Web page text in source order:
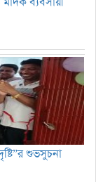
শুভসুচনা